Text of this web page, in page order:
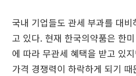
국내 기업들도 관세 부과를 대
고 있다. 현재 한국의약품은 한
에 따라 무관세 혜택을 받고 있
가격 경쟁력이 하락하게 되기 때